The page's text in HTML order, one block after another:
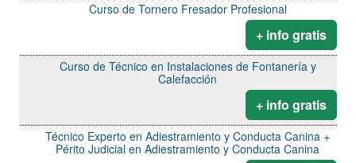
Curso de Tornero Fresador Profesional
+ info gratis
Curso de Técnico en Instalaciones de Fontanería y
Calefacción
+ info gratis
Técnico Experto en Adiestramiento y Conducta Canina +
Périto Judicial en Adiestramiento y Conducta Canina